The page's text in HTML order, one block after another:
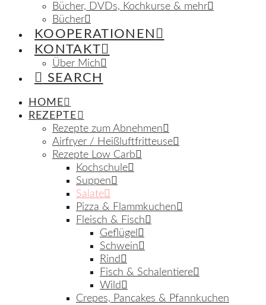
Bücher, DVDs, Kochkurse & mehr
Bücher
KOOPERATIONEN
KONTAKT
Über Mich
SEARCH
HOME
REZEPTE
Rezepte zum Abnehmen
Airfryer / Heißluftfritteuse
Rezepte Low Carb
Kochschule
Suppen
Salate
Pizza & Flammkuchen
Fleisch & Fisch
Geflügel
Schwein
Rind
Fisch & Schalentiere
Wild
Crepes, Pancakes & Pfannkuchen